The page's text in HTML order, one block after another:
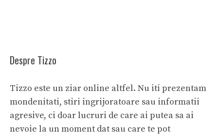
Despre Tizzo
Tizzo este un ziar online altfel. Nu iti prezentam
mondenitati, stiri ingrijoratoare sau informatii
agresive, ci doar lucruri de care ai putea sa ai
nevoie la un moment dat sau care te pot